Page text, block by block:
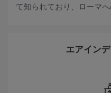
て知られており、ローマ
エアイン